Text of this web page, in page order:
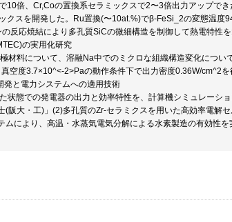
10倍、Cr,Coの置換系セラミックスで2〜3倍出力アップで
クスを開発した。Ru置換(〜10at.%)でβ-FeSi_2の変態温
反応焼結により多孔質SiCの微細構造を制御して熱電特性
の実用化研究
材料について、溶融Na中でのミクロな組織構造変化につ
空度3.7×10^<-2>Paの動作条件下で出力密度0.36W/cm^2を
発と電力システムへの適用技術
状態での発電器の出力と効率特性を、計算機シミュレーシ
(阪大・工)」(2)多孔質のZr-セラミクスを用いた高効率電解
ムにより、高温・水蒸気電気分解による水素製造の有効性を